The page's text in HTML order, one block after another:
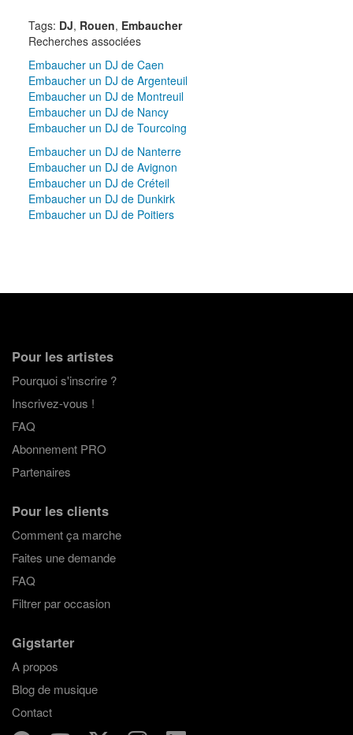
Tags: DJ, Rouen, Embaucher
Recherches associées
Embaucher un DJ de Caen
Embaucher un DJ de Argenteuil
Embaucher un DJ de Montreuil
Embaucher un DJ de Nancy
Embaucher un DJ de Tourcoing
Embaucher un DJ de Nanterre
Embaucher un DJ de Avignon
Embaucher un DJ de Créteil
Embaucher un DJ de Dunkirk
Embaucher un DJ de Poitiers
Pour les artistes
Pourquoi s'inscrire ?
Inscrivez-vous !
FAQ
Abonnement PRO
Partenaires
Pour les clients
Comment ça marche
Faites une demande
FAQ
Filtrer par occasion
Gigstarter
A propos
Blog de musique
Contact